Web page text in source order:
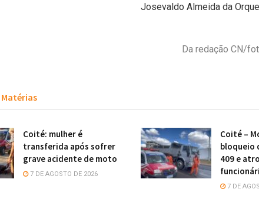
Josevaldo Almeida da
Da redação CN/
Matérias
Coité: mulher é
transferida após sofrer
grave acidente de moto
7 DE AGOSTO DE 2026
Coité –
bloqueio
409 e
7 DE